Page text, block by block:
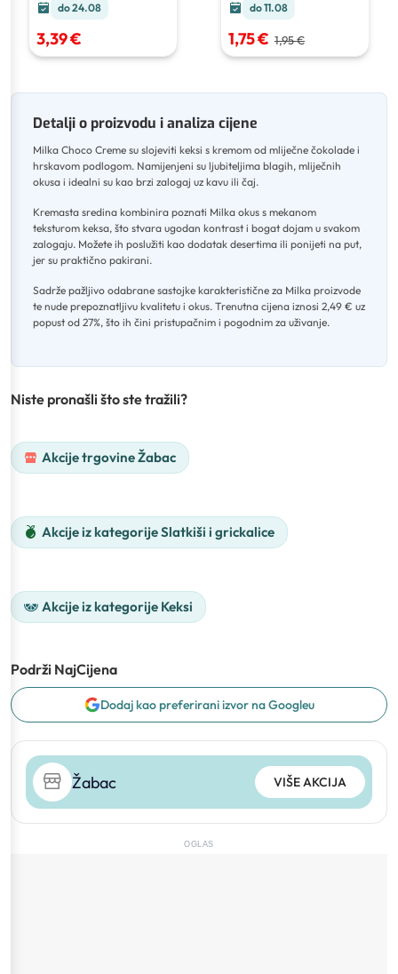
do 24.08
3,39 €
do 11.08
1,75 € 1,95 €
Detalji o proizvodu i analiza cijene
Milka Choco Creme su slojeviti keksi s kremom od mliječne čokolade i
hrskavom podlogom. Namijenjeni su ljubiteljima blagih, mliječnih
okusa i idealni su kao brzi zalogaj uz kavu ili čaj.
Kremasta sredina kombinira poznati Milka okus s mekanom
teksturom keksa, što stvara ugodan kontrast i bogat dojam u svakom
zalogaju. Možete ih poslužiti kao dodatak desertima ili ponijeti na put,
jer su praktično pakirani.
Sadrže pažljivo odabrane sastojke karakteristične za Milka proizvode
te nude prepoznatljivu kvalitetu i okus. Trenutna cijena iznosi 2,49 € uz
popust od 27%, što ih čini pristupačnim i pogodnim za uživanje.
Niste pronašli što ste tražili?
Akcije trgovine Žabac
Akcije iz kategorije Slatkiši i grickalice
Akcije iz kategorije Keksi
Podrži NajCijena
Dodaj kao preferirani izvor na Googleu
Žabac VIŠE AKCIJA
OGLAS